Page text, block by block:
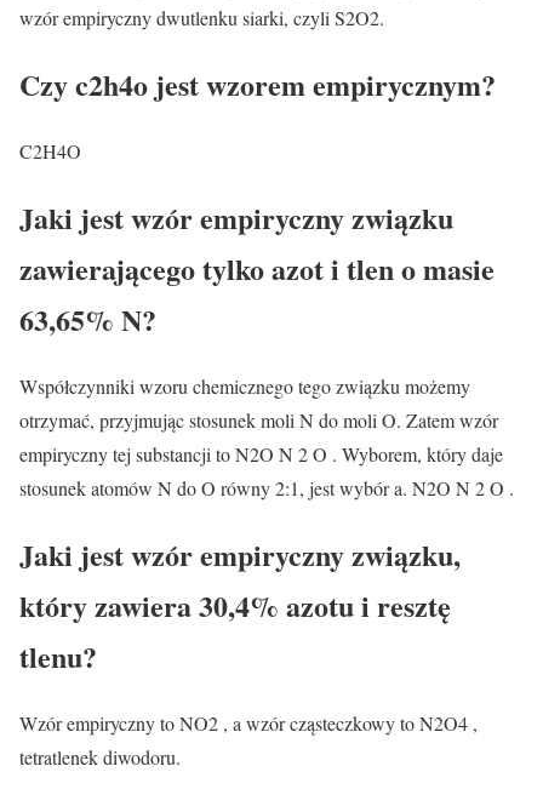
wzór empiryczny dwutlenku siarki, czyli S2O2.
Czy c2h4o jest wzorem empirycznym?
C2H4O
Jaki jest wzór empiryczny związku
zawierającego tylko azot i tlen o masie
63,65% N?
Współczynniki wzoru chemicznego tego związku możemy
otrzymać, przyjmując stosunek moli N do moli O. Zatem wzór
empiryczny tej substancji to N2O N 2 O . Wyborem, który daje
stosunek atomów N do O równy 2:1, jest wybór a. N2O N 2 O .
Jaki jest wzór empiryczny związku,
który zawiera 30,4% azotu i resztę
tlenu?
Wzór empiryczny to NO2 , a wzór cząsteczkowy to N2O4 ,
tetratlenek diwodoru.